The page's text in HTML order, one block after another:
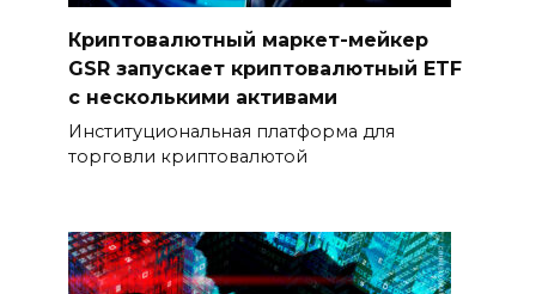
Криптовалютный маркет-мейкер
GSR запускает криптовалютный ETF
с несколькими активами
Институциональная платформа для
торговли криптовалютой